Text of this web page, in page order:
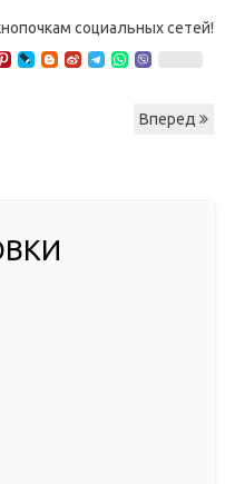
социальных сетей!
Вперед